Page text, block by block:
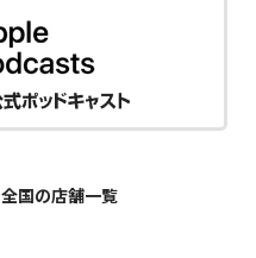
全国の店舗一覧